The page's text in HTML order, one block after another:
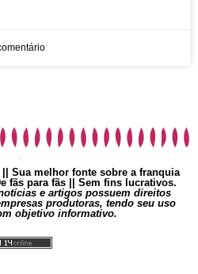
Sua melhor fonte sobre a franquia
fãs para fãs || Sem fins lucrativos.
e artigos possuem direitos
produtoras, tendo seu uso
objetivo informativo.